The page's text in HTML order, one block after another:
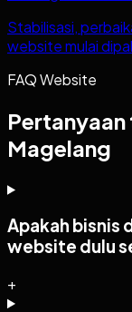
Stabilisasi,
website mulai
FAQ Website
Magelang
Apakah bisnis
website dulu
+